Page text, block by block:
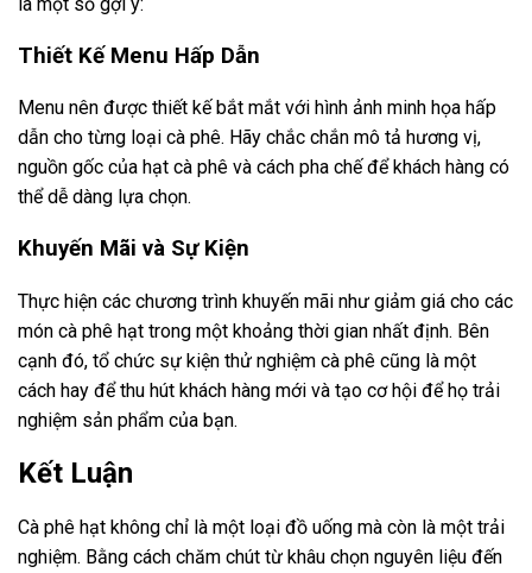
Thiết Kế Menu Hấp Dẫn
Menu nên được thiết kế bắt mắt với hình ảnh minh họa hấp
dẫn cho từng loại cà phê. Hãy chắc chắn mô tả hương vị,
nguồn gốc của hạt cà phê và cách pha chế để khách hàng có
thể dễ dàng lựa chọn.
Khuyến Mãi và Sự Kiện
Thực hiện các chương trình khuyến mãi như giảm giá cho các
món cà phê hạt trong một khoảng thời gian nhất định. Bên
cạnh đó, tổ chức sự kiện thử nghiệm cà phê cũng là một
cách hay để thu hút khách hàng mới và tạo cơ hội để họ trải
nghiệm sản phẩm của bạn.
Kết Luận
Cà phê hạt không chỉ là một loại đồ uống mà còn là một trải
nghiệm. Bằng cách chăm chút từ khâu chọn nguyên liệu đến